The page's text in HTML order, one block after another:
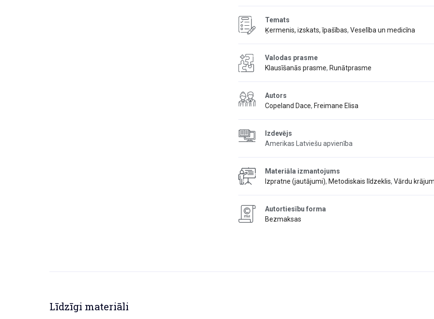
Temats
Ķermenis, izskats, īpašības, Veselība un medicīna
Valodas prasme
Klausīšanās prasme, Runātprasme
Autors
Copeland Dace, Freimane Elisa
Izdevējs
Amerikas Latviešu apvienība
Materiāla izmantojums
Izpratne (jautājumi), Metodiskais līdzeklis, Vārdu
Autortiesību forma
Bezmaksas
Līdzīgi materiāli